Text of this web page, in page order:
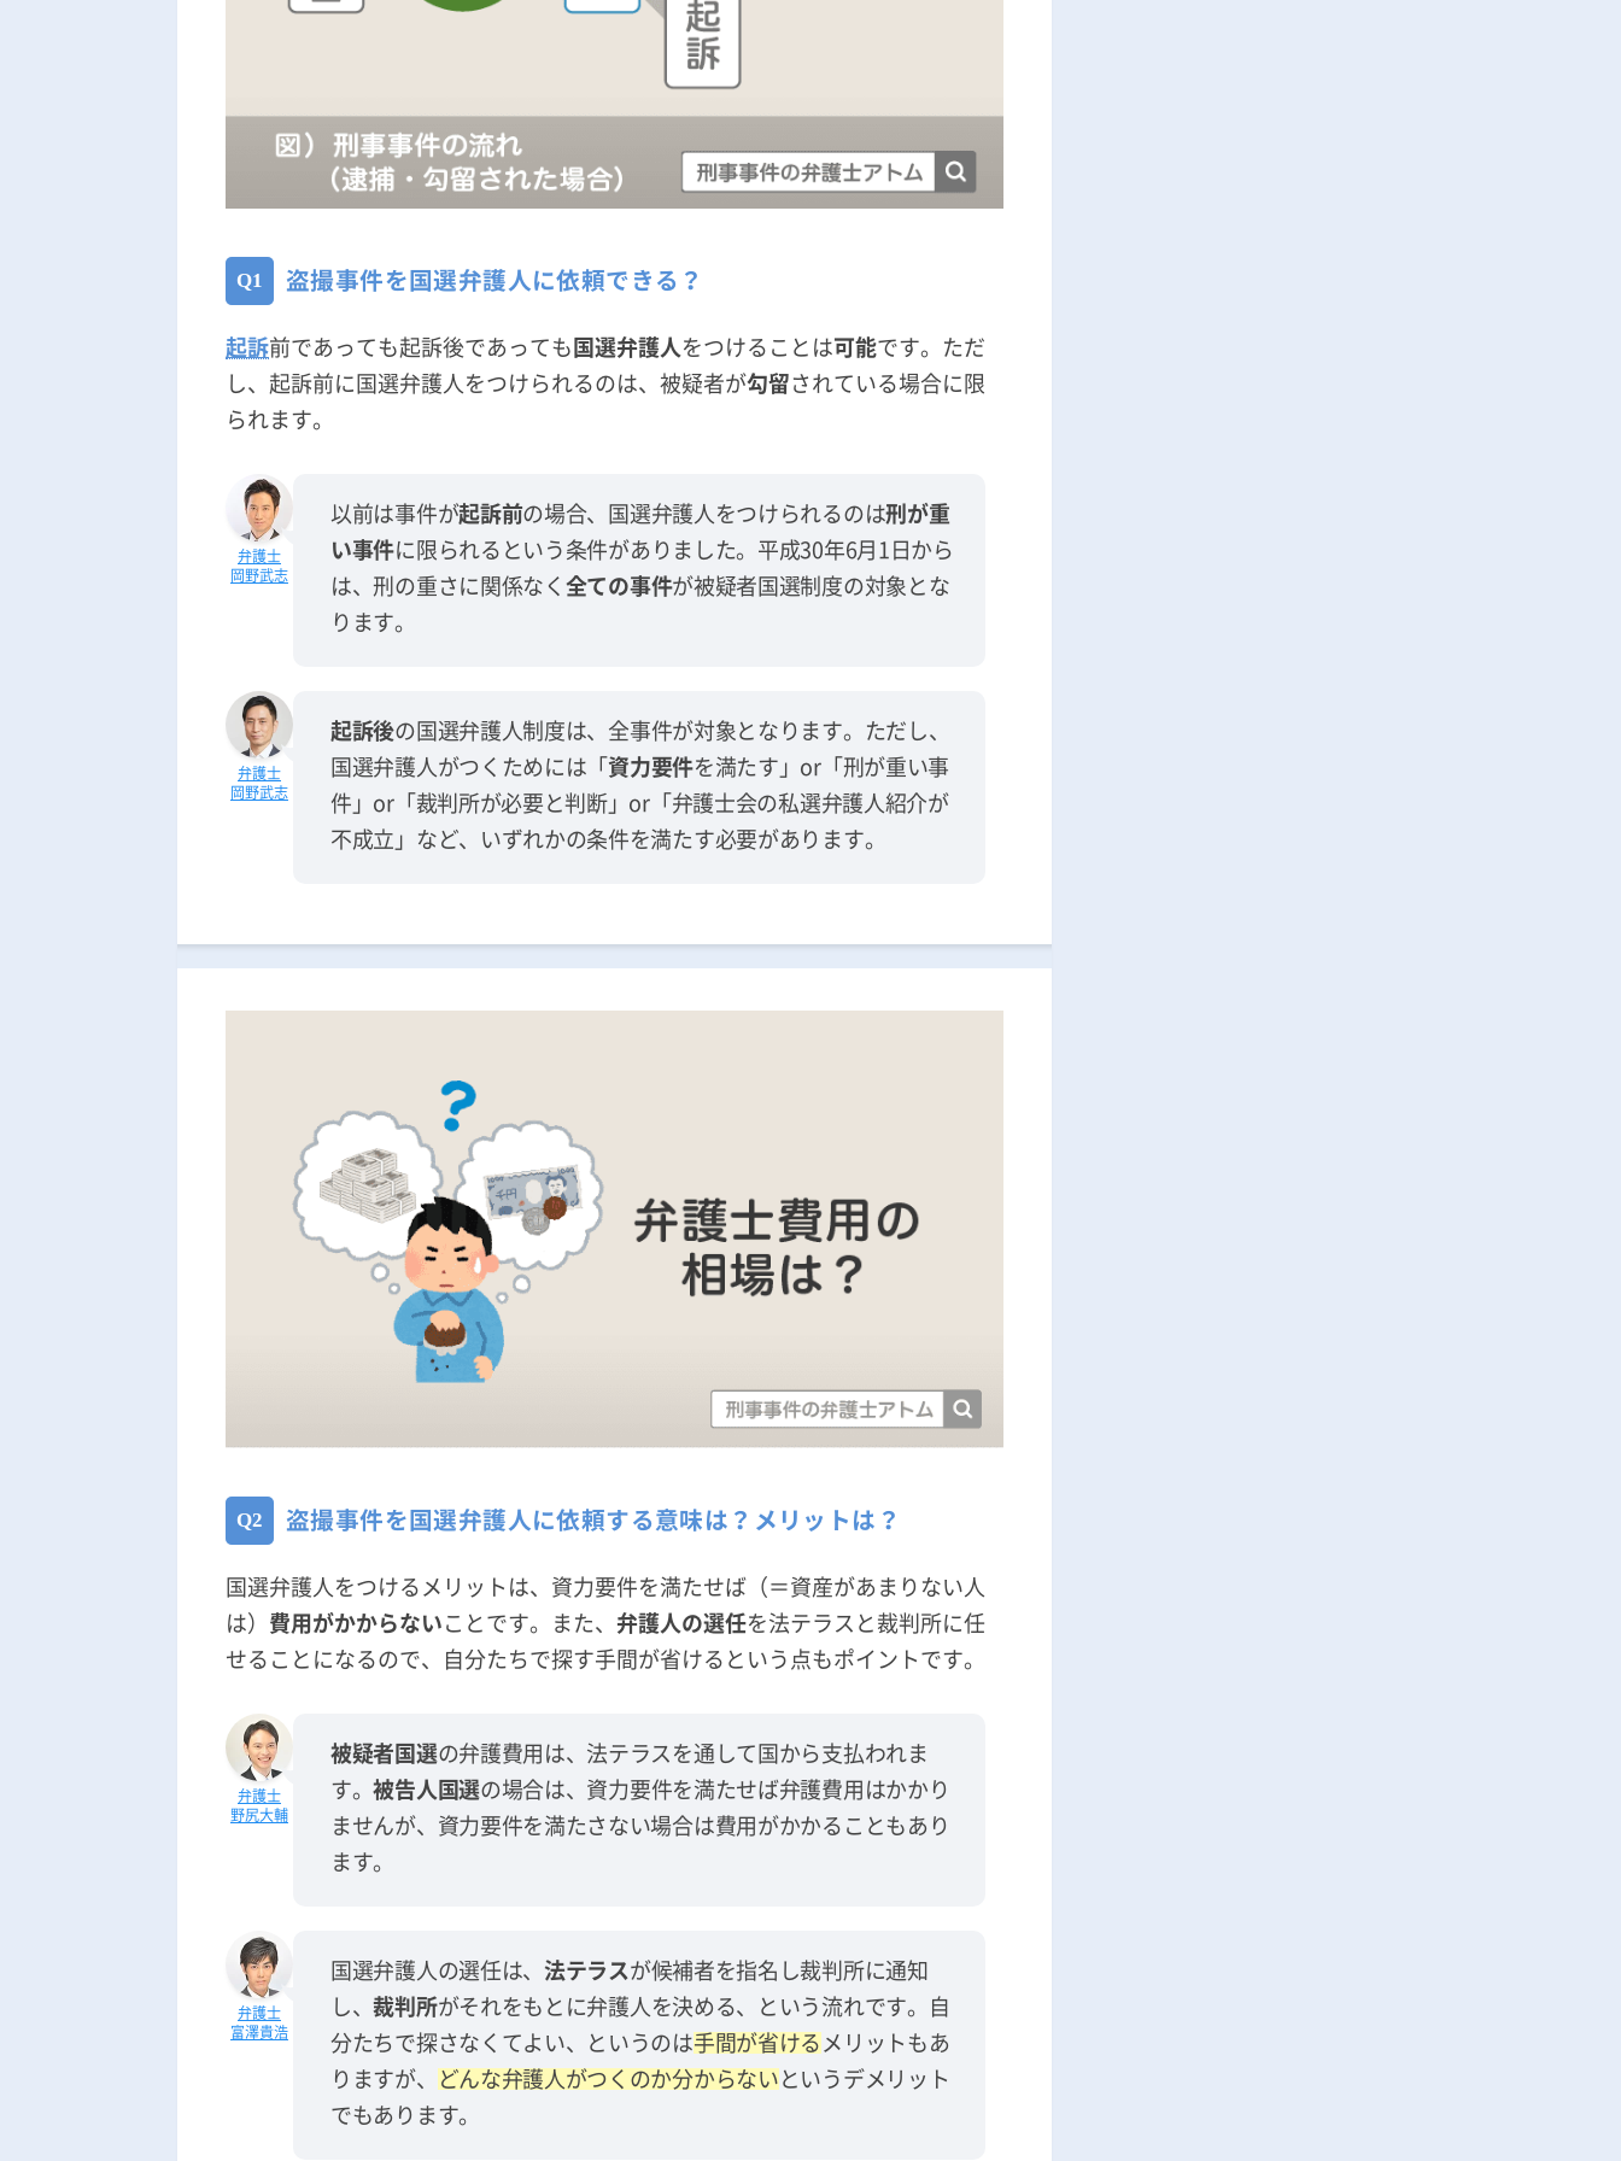
盗撮事件を国選弁護人に依頼できる？
起訴前であっても起訴後であっても 国選弁護人 をつけることは可能です。ただ
し、起訴前に国選弁護人をつけられるのは、被疑者が勾留 されている場合に限
られます。
岡野武志
以前は事件が起訴前の場合、国選弁護人をつけられるのは刑が重
い事件に限られるという条件がありました。平成30年6月1日から
は、刑の重さに関係なく 全ての事件が被疑者国選制度の対象とな
ります。
岡野武志
起訴後の国選弁護人制度は、全事件が対象となります。ただし、
国選弁護人がつくためには「資力要件を満たす」or「刑が重い事
件」or「裁判所が必要と判断」or「弁護士会の私選弁護人紹介が
不成立」など、いずれかの条件を満たす必要があります。
盗撮事件を国選弁護人に依頼する意味は？メリットは？
国選弁護人をつけるメリットは、資力要件を満たせば（＝資産があまりない人
は） 費用がかからない ことです。また、 弁護人の選任を法テラスと裁判所に任
せることになるので、自分たちで探す手間が省けるという点もポイントです。
野尻大輔
被疑者国選の弁護費用は、法テラスを通して国から支払われま
す。被告人国選の場合は、資力要件を満たせば弁護費用はかかり
ませんが、資力要件を満たさない場合は費用がかかることもあり
ます。
富澤貴浩
国選弁護人の選任は、 法テラスが候補者を指名し裁判所に通知
し、裁判所がそれをもとに弁護人を決める、という流れです。自
分たちで探さなくてよい、というのは手間が省ける メリットもあ
りますが、
どんな弁護人がつくのか分からない というデメリット
でもあります。